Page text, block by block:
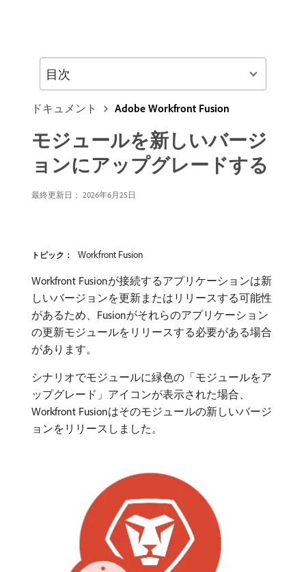
ドキュメント Adobe Workfront Fusion
モジュールを新しいバージ
ョンにアップグレードする
最終更新日： 2026年6月25日
トピック： Workfront Fusion
Workfront Fusionが接続するアプリケーションは新
しいバージョンを更新またはリリースする可能性
があるため、Fusionがそれらのアプリケーション
の更新モジュールをリリースする必要がある場合
があります。
シナリオでモジュールに緑色の「モジュールをア
ップグレード」アイコンが表示された場合、
Workfront Fusionはそのモジュールの新しいバージ
ョンをリリースしました。
目次